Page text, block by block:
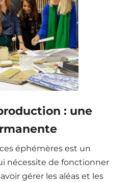
: une
éphémères est un
nécessite de fonctionner
gérer les aléas et les